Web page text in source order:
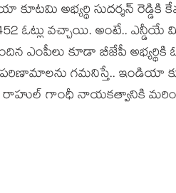
కూట‌మి అభ్య‌ర్థి సుద‌ర్శ‌న్ రెడ్డికి
ఓట్లు వ‌చ్చాయి. అంటే..
ఎంపీలు కూడా బీజేపీ అభ్య‌ర్థికి
గ‌మ‌నిస్తే.. ఇండియా
రాహుల్ గాంధీ నాయ‌క‌త్వానికి